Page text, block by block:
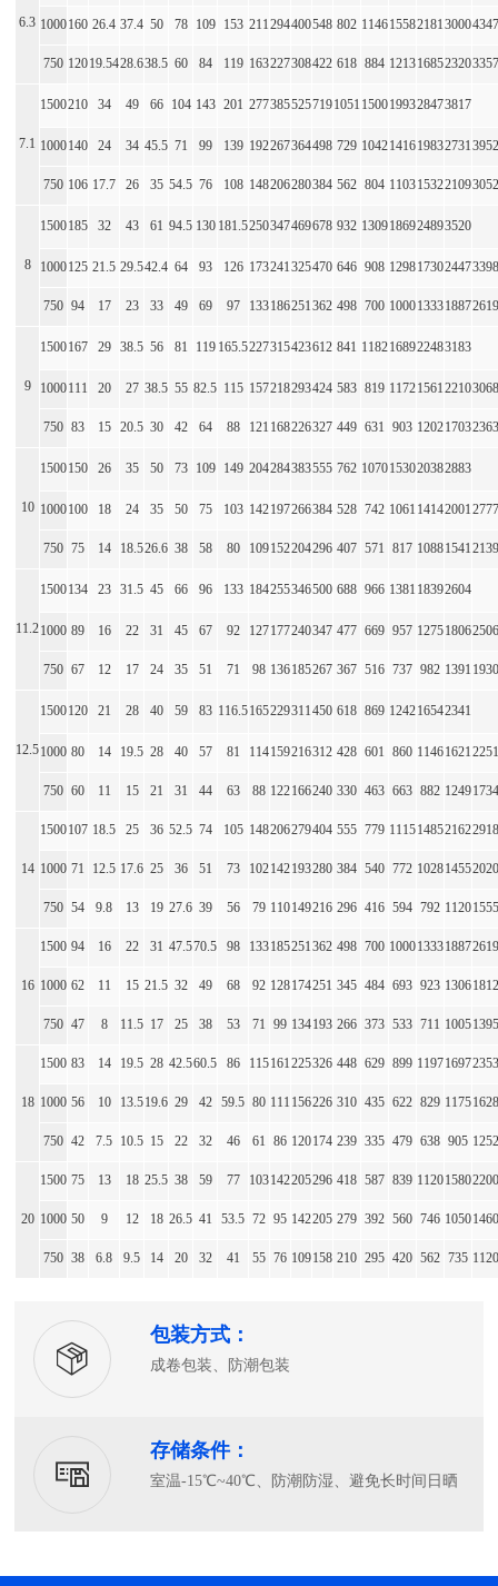
6.3 1000160 26.4 37.4 50 78 109 153 211294400548 802 1146155821813000
750 12019.5428.638.5 60 84 119 163227308422 618 884 121316852320
7.1
1500210 34 49 66 104 143 201 2773855257191051 1500199328473817
1000140 24 34 45.5 71 99 139 192267364498 729 1042141619832731
750 106 17.7 26 35 54.5 76 108 148206280384 562 804 110315322109
8
1500185 32 43 61 94.5 130 181.5250347469678 932 1309186924893520
1000125 21.5 29.542.4 64 93 126 173241325470 646 908 129817302447
750 94 17 23 33 49 69 97 133186251362 498 700 100013331887
9
1500167 29 38.5 56 81 119 165.5227315423612 841 1182168922483183
1000111 20 27 38.5 55 82.5 115 157218293424 583 819 117215612210
750 83 15 20.5 30 42 64 88 121 168226327 449 631 903 12021703
10
1500150 26 35 50 73 109 149 204284383555 762 1070153020382883
1000100 18 24 35 50 75 103 142197266384 528 742 1061 14142001
750 75 14 18.526.6 38 58 80 109152204296 407 571 817 10881541
11.2
1500134 23 31.5 45 66 96 133 184255346500 688 966 1381 18392604
1000 89 16 22 31 45 67 92 127177240347 477 669 957 12751806
750 67 12 17 24 35 51 71 98 136185267 367 516 737 982 1391
12.5
1500120 21 28 40 59 83 116.5165229311450 618 869 124216542341
1000 80 14 19.5 28 40 57 81 114159216312 428 601 860 11461621
750 60 11 15 21 31 44 63 88 122166240 330 463 663 882 1249
14
1500107 18.5 25 36 52.5 74 105 148206279404 555 779 111514852162
1000 71 12.5 17.6 25 36 51 73 102142193280 384 540 772 10281455
750 54 9.8 13 19 27.6 39 56 79 110149216 296 416 594 792 1120
16
1500 94 16 22 31 47.570.5 98 133185251362 498 700 100013331887
1000 62 11 15 21.5 32 49 68 92 128174251 345 484 693 923 1306
750 47 8 11.5 17 25 38 53 71 99 134193 266 373 533 711 1005
18
1500 83 14 19.5 28 42.560.5 86 115161225326 448 629 899 11971697
1000 56 10 13.519.6 29 42 59.5 80 111 156226 310 435 622 829 1175
750 42 7.5 10.5 15 22 32 46 61 86 120174 239 335 479 638 905
20
1500 75 13 18 25.5 38 59 77 103142205296 418 587 839 11201580
1000 50 9 12 18 26.5 41 53.5 72 95 142205 279 392 560 746 1050
750 38 6.8 9.5 14 20 32 41 55 76 109158 210 295 420 562 735
包装方式：
成卷包装、防潮包装
存储条件：
室温-15℃~40℃、防潮防湿、避免长时间日晒